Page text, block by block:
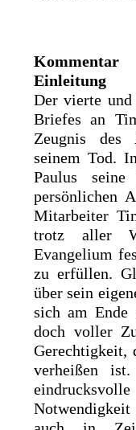
Kommentar
Einleitung
Der vierte
Briefes an
Zeugnis des
seinem Tod.
Paulus seine
persönlichen
Mitarbeiter
trotz aller
Evangelium
zu erfüllen.
über sein
sich am Ende
doch voller
Gerechtigkeit,
verheißen